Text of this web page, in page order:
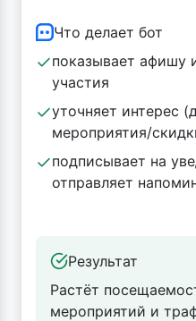
Что делает бот
показывает афишу
участия
уточняет интерес
мероприятия/
подписывает на
отправляет
Результат
Растёт
мероприятий и